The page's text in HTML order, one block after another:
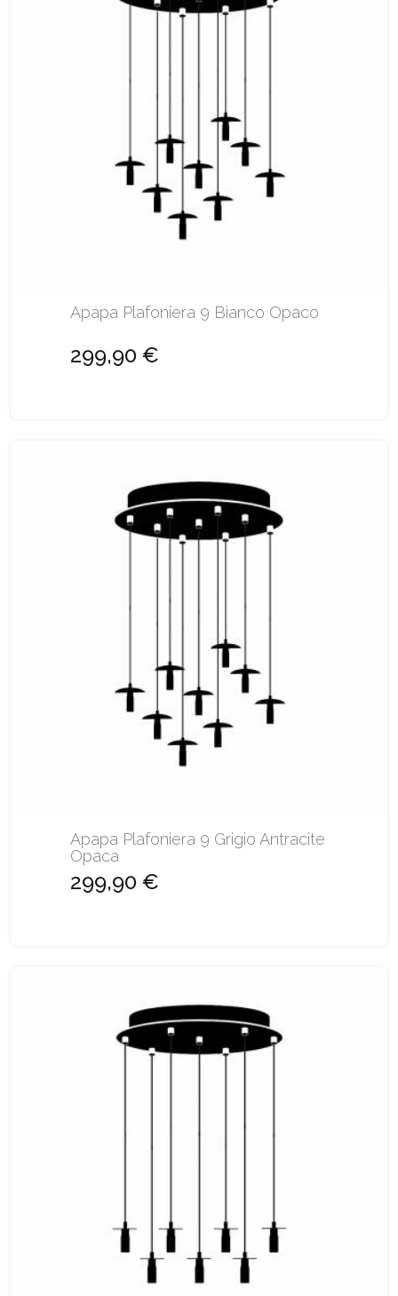
Apapa Plafoniera 9 Bianco Opaco
299,90 €
Apapa Plafoniera 9 Grigio Antracite
Opaca
299,90 €